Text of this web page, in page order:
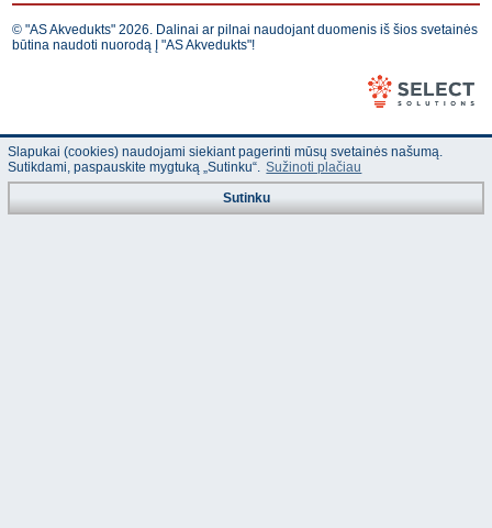
© "AS Akvedukts" 2026. Dalinai ar pilnai naudojant duomenis iš šios svetainės
būtina naudoti nuorodą Į "AS Akvedukts"!
Slapukai (cookies) naudojami siekiant pagerinti mūsų svetainės našumą.
Sutikdami, paspauskite mygtuką „Sutinku“. Sužinoti plačiau
Sutinku